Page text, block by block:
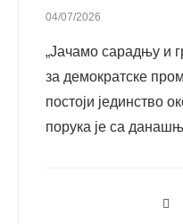
04/07/2026
„Јачамо сарадњу и
за демократске
постоји јединство
порука је са